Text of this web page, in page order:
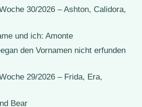
30/2026 – Ashton, Calidora,
und ich: Amonte
den Vornamen nicht erfunden
29/2026 – Frida, Era,
Bear